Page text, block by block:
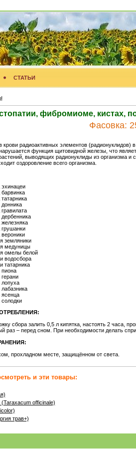
СТАТЬИ
фибромиоме, кистах,
Фасовка:
крови радиоактивных элементов
функция щитовидной железы, что
выводящих радионуклиды из организма
оздоровление всего организма.
эхинацеи
барвинка
донника
дербенника
железняка
грушанки
вероники
земляники
медуницы
омелы белой
водосбора
татарника
пиона
лопуха
ясенца
солодки
сбора залить 0,5 л кипятка, настоять 2 часа,
раз – перед сном. При необходимости делать
прохладном месте, защищённом от света.
и эти товары:
officinale)
трав+)